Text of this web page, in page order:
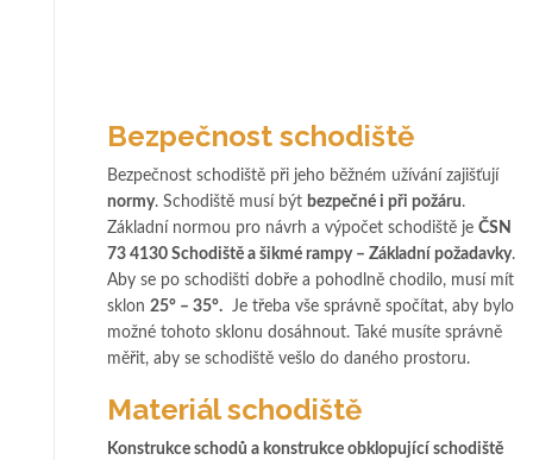
Bezpečnost schodiště
Bezpečnost schodiště při jeho běžném užívání zajišťují
normy. Schodiště musí být bezpečné i při požáru.
Základní normou pro návrh a výpočet schodiště je ČSN
73 4130 Schodiště a šikmé rampy – Základní požadavky.
Aby se po schodišti dobře a pohodlně chodilo, musí mít
sklon 25° – 35°. Je třeba vše správně spočítat, aby bylo
možné tohoto sklonu dosáhnout. Také musíte správně
měřit, aby se schodiště vešlo do daného prostoru.
Materiál schodiště
Konstrukce schodů a konstrukce obklopující schodiště